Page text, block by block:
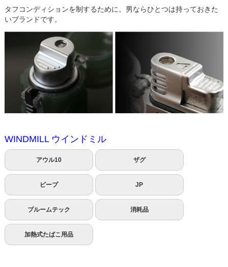
タフコンディションを制するために。男ならひとつは持っておきた
いブランドです。
WINDMILL ウインドミル
アウル10 ザグ
ビープ JP
プルームテック 消耗品
加熱式たばこ用品